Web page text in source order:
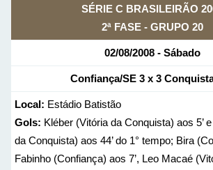
SÉRIE C BRASILEIRÃO
2ª FASE - GRUPO 20
02/08/2008 - Sábado
Confiança/SE 3 x 3
Local: Estádio Batistão
Gols: Kléber (Vitória da Conquista) aos 5’
da Conquista) aos 44’ do 1° tempo; Bira
Fabinho (Confiança) aos 7’, Leo Macaé